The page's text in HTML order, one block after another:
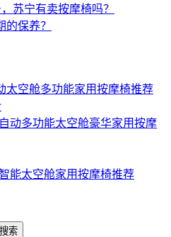
苏宁有卖按摩椅吗？
保养？
太空舱多功能家用按摩椅推荐
动多功能太空舱豪华家用按摩
能太空舱家用按摩椅推荐
搜索